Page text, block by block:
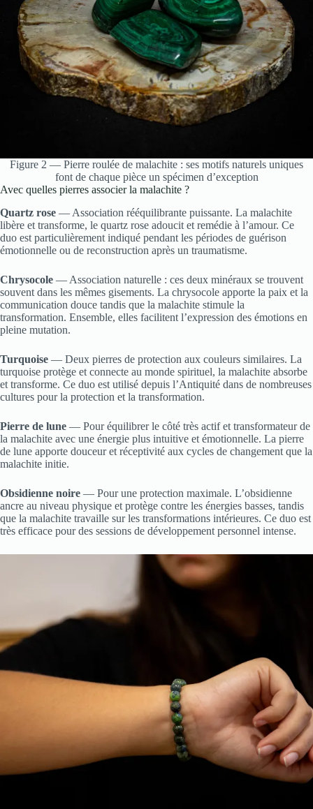
Figure 2 — Pierre roulée de malachite : ses motifs naturels uniques
font de chaque pièce un spécimen d’exception
Avec quelles pierres associer la malachite ?
Quartz rose — Association rééquilibrante puissante. La malachite
libère et transforme, le quartz rose adoucit et remédie à l’amour. Ce
duo est particulièrement indiqué pendant les périodes de guérison
émotionnelle ou de reconstruction après un traumatisme.
Chrysocole — Association naturelle : ces deux minéraux se trouvent
souvent dans les mêmes gisements. La chrysocole apporte la paix et la
communication douce tandis que la malachite stimule la
transformation. Ensemble, elles facilitent l’expression des émotions en
pleine mutation.
Turquoise — Deux pierres de protection aux couleurs similaires. La
turquoise protège et connecte au monde spirituel, la malachite absorbe
et transforme. Ce duo est utilisé depuis l’Antiquité dans de nombreuses
cultures pour la protection et la transformation.
Pierre de lune — Pour équilibrer le côté très actif et transformateur de
la malachite avec une énergie plus intuitive et émotionnelle. La pierre
de lune apporte douceur et réceptivité aux cycles de changement que la
malachite initie.
Obsidienne noire — Pour une protection maximale. L’obsidienne
ancre au niveau physique et protège contre les énergies basses, tandis
que la malachite travaille sur les transformations intérieures. Ce duo est
très efficace pour des sessions de développement personnel intense.